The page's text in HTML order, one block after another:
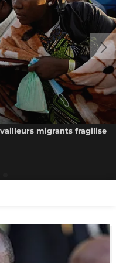
migrants fragilise